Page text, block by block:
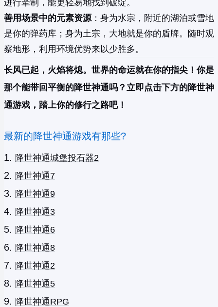
进行牵制，能更轻易地找到破绽。
善用场景中的元素资源：身为水宗，附近的湖泊或雪地
是你的弹药库；身为土宗，大地就是你的盾牌。随时观
察地形，利用环境优势来以少胜多。
长风已起，火焰将熄。世界的命运就在你的指尖！你是
那个能带回平衡的降世神通吗？立即点击下方的降世神
通游戏，踏上你的修行之路吧！
最新的降世神通游戏有那些?
降世神通城堡投石器2
降世神通7
降世神通9
降世神通3
降世神通6
降世神通8
降世神通2
降世神通5
降世神通RPG